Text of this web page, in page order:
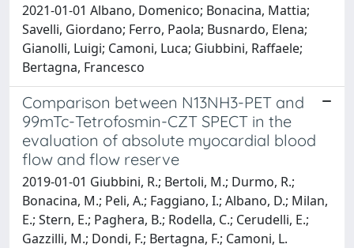
2021-01-01 Albano, Domenico; Bonacina, Mattia;
Savelli, Giordano; Ferro, Paola; Busnardo, Elena;
Gianolli, Luigi; Camoni, Luca; Giubbini, Raffaele;
Bertagna, Francesco
Comparison between N13NH3-PET and
99mTc-Tetrofosmin-CZT SPECT in the
evaluation of absolute myocardial blood
flow and flow reserve
2019-01-01 Giubbini, R.; Bertoli, M.; Durmo, R.;
Bonacina, M.; Peli, A.; Faggiano, I.; Albano, D.; Milan,
E.; Stern, E.; Paghera, B.; Rodella, C.; Cerudelli, E.;
Gazzilli, M.; Dondi, F.; Bertagna, F.; Camoni, L.